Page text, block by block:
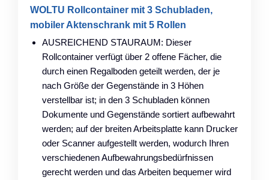
WOLTU Rollcontainer mit 3 Schubladen,
mobiler Aktenschrank mit 5 Rollen
AUSREICHEND STAURAUM: Dieser
Rollcontainer verfügt über 2 offene Fächer, die
durch einen Regalboden geteilt werden, der je
nach Größe der Gegenstände in 3 Höhen
verstellbar ist; in den 3 Schubladen können
Dokumente und Gegenstände sortiert aufbewahrt
werden; auf der breiten Arbeitsplatte kann Drucker
oder Scanner aufgestellt werden, wodurch Ihren
verschiedenen Aufbewahrungsbedürfnissen
gerecht werden und das Arbeiten bequemer wird